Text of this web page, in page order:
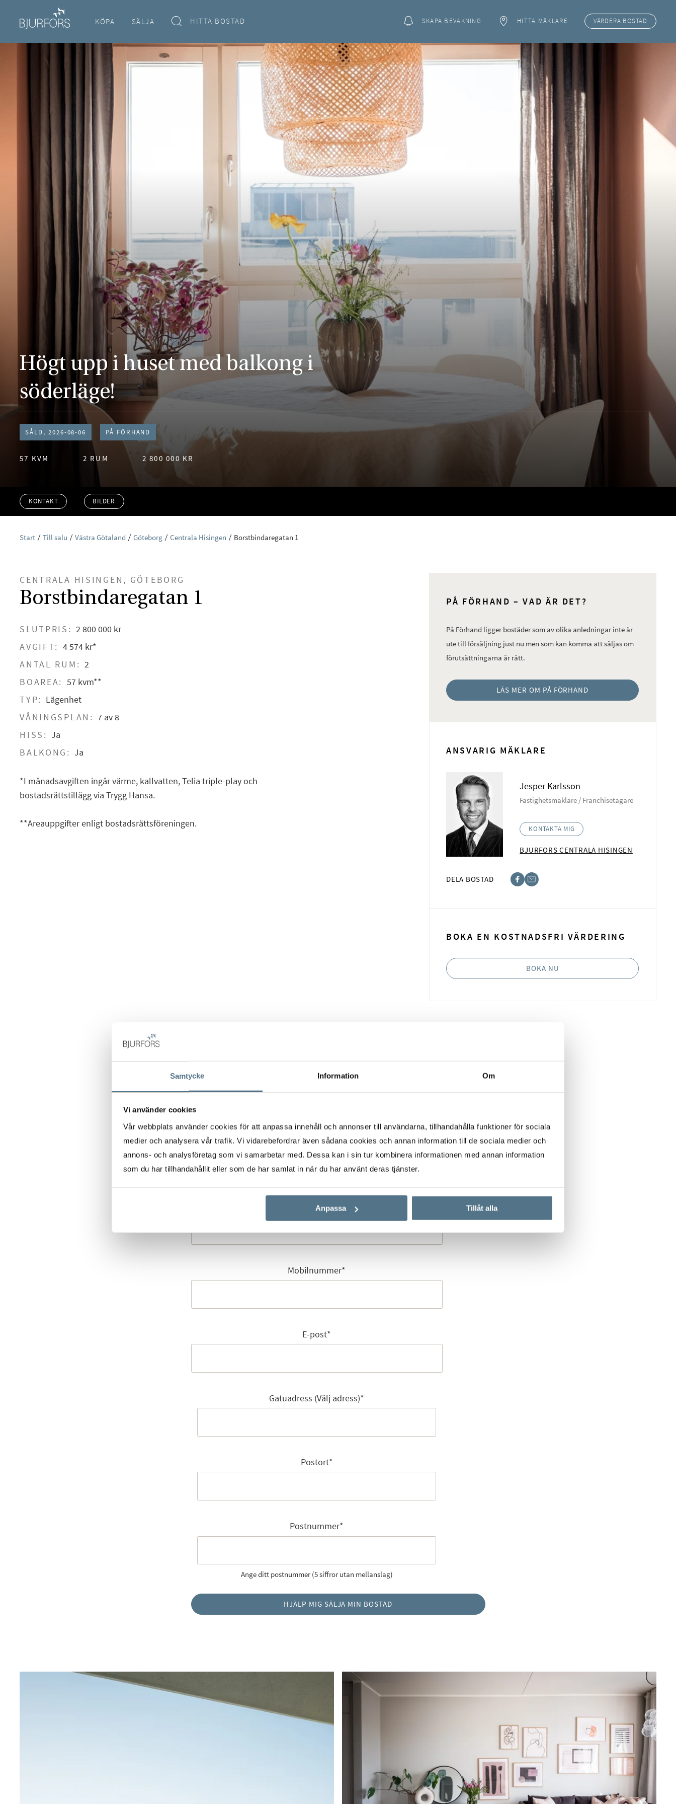
Samtycke Information Om
Vi använder cookies
Vår webbplats använder cookies för att anpassa innehåll och annonser till användarna, tillhandahålla funktioner för sociala
medier och analysera vår trafik. Vi vidarebefordrar även sådana cookies och annan information till de sociala medier och
annons- och analysföretag som vi samarbetar med. Dessa kan i sin tur kombinera informationen med annan information
som du har tillhandahållit eller som de har samlat in när du har använt deras tjänster.
Anpassa Tillåt alla
KÖPA SÄLJA HITTA BOSTAD SKAPA BEVAKNING HITTA MÄKLARE VÄRDERA BOSTAD
Högt upp i huset med balkong i
söderläge!
SÅLD, 2026-08-06 PÅ FÖRHAND
57 KVM 2 RUM 2 800 000 KR
KONTAKT BILDER
Start Till salu Västra Götaland Göteborg Centrala Hisingen Borstbindaregatan 1
CENTRALA HISINGEN, GÖTEBORG
Borstbindaregatan 1
SLUTPRIS: 2 800 000 kr
AVGIFT: 4 574 kr*
ANTAL RUM: 2
BOAREA: 57 kvm**
TYP: Lägenhet
VÅNINGSPLAN: 7 av 8
HISS: Ja
BALKONG: Ja
*I månadsavgiften ingår värme, kallvatten, Telia triple-play och
bostadsrättstillägg via Trygg Hansa.
**Areauppgifter enligt bostadsrättsföreningen.
PÅ FÖRHAND – VAD ÄR DET?
På Förhand ligger bostäder som av olika anledningar inte är
ute till försäljning just nu men som kan komma att säljas om
förutsättningarna är rätt.
LÄS MER OM PÅ FÖRHAND
ANSVARIG MÄKLARE
Jesper Karlsson
Fastighetsmäklare / Franchisetagare
KONTAKTA MIG
BJURFORS CENTRALA HISINGEN
DELA BOSTAD
BOKA EN KOSTNADSFRI VÄRDERING
BOKA NU
Förnamn*
Efternamn*
Mobilnummer*
E-post*
Gatuadress (Välj adress)*
Postort*
Postnummer*
Ange ditt postnummer (5 siffror utan mellanslag)